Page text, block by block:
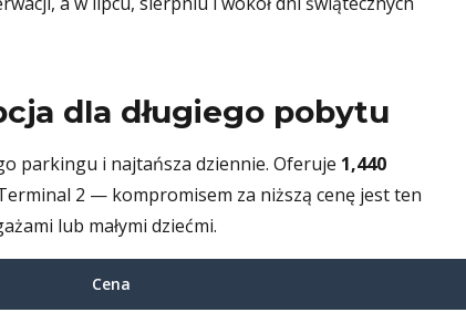
dla długiego pobytu
parkingu i najtańsza dziennie. Oferuje 1,440
2 — kompromisem za niższą cenę jest ten
lub małymi dziećmi.
Cena